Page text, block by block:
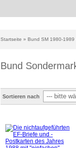
Startseite » Bund SM 1980-1989
Bund
Sortieren nach